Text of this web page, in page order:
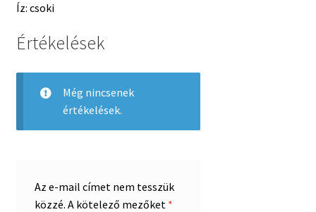
Íz: csoki
Értékelések
Még nincsenek
értékelések.
Az e-mail címet nem tesszük
közzé. A kötelező mezőket *